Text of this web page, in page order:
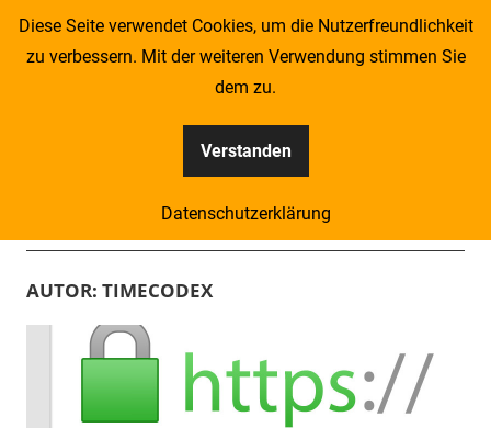
Zum
Kompass
–
Zeitung
für
Piraten
AUTOR: TIMECODEX
Diese Seite verwendet Cookies, um die Nutzerfreundlichkeit
zu verbessern. Mit der weiteren Verwendung stimmen Sie
dem zu.
Verstanden
Datenschutzerklärung